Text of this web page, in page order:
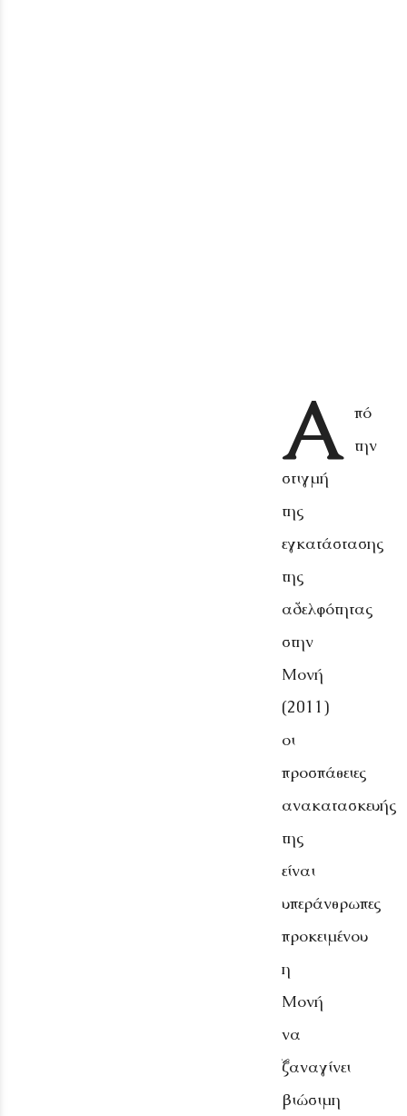
Α πό
την
στιγμή
της
εγκατάστασης
της
αδελφότητας
στην
Μονή
(2011)
οι
προσπάθειες
ανακατασκευής
της
είναι
υπεράνθρωπες
προκειμένου
η
Μονή
να
ξαναγίνει
βιώσιμη